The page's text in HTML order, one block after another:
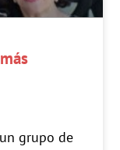
grupo de